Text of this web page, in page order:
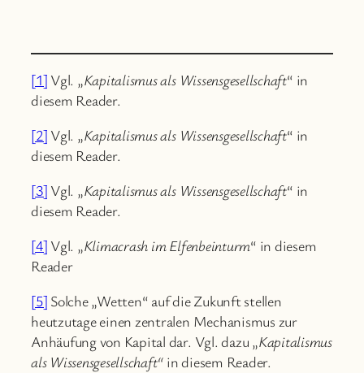
[1] Vgl. „Kapitalismus als Wissensgesellschaft“ in
diesem Reader.
[2] Vgl. „Kapitalismus als Wissensgesellschaft“ in
diesem Reader.
[3] Vgl. „Kapitalismus als Wissensgesellschaft“ in
diesem Reader.
[4] Vgl. „Klimacrash im Elfenbeinturm“ in diesem
Reader
[5] Solche „Wetten“ auf die Zukunft stellen
heutzutage einen zentralen Mechanismus zur
Anhäufung von Kapital dar. Vgl. dazu „Kapitalismus
als Wissensgesellschaft“ in diesem Reader.